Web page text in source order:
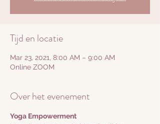
Tijd en locatie
Mar 23, 2021, 8:00 AM – 9:00 AM
Online ZOOM
Over het evenement
Yoga Empowerment